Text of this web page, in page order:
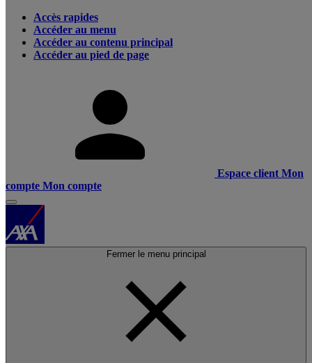
Accès rapides
Accéder au menu
Accéder au contenu principal
Accéder au pied de page
Espace client Mon
compte Mon compte
Fermer le menu principal